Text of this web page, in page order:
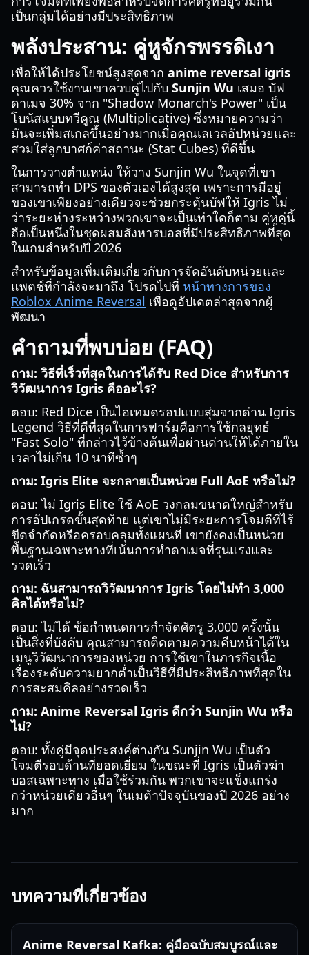
เป็นกลุ่มได้อย่างมีประสิทธิภาพ
พลังประสาน: คู่หูจักรพรรดิเงา
เพื่อให้ได้ประโยชน์สูงสุดจาก anime reversal igris
คุณควรใช้งานเขาควบคู่ไปกับ Sunjin Wu เสมอ บัฟ
ดาเมจ 30% จาก "Shadow Monarch's Power" เป็น
โบนัสแบบทวีคูณ (Multiplicative) ซึ่งหมายความว่า
มันจะเพิ่มสเกลขึ้นอย่างมากเมื่อคุณเลเวลอัปหน่วยและ
สวมใส่ลูกบาศก์ค่าสถานะ (Stat Cubes) ที่ดีขึ้น
ในการวางตำแหน่ง ให้วาง Sunjin Wu ในจุดที่เขา
สามารถทำ DPS ของตัวเองได้สูงสุด เพราะการมีอยู่
ของเขาเพียงอย่างเดียวจะช่วยกระตุ้นบัฟให้ Igris ไม่
ว่าระยะห่างระหว่างพวกเขาจะเป็นเท่าใดก็ตาม คู่หูคู่นี้
ถือเป็นหนึ่งในชุดผสมสังหารบอสที่มีประสิทธิภาพที่สุด
ในเกมสำหรับปี 2026
สำหรับข้อมูลเพิ่มเติมเกี่ยวกับการจัดอันดับหน่วยและ
แพตช์ที่กำลังจะมาถึง โปรดไปที่ หน้าทางการของ
Roblox Anime Reversal เพื่อดูอัปเดตล่าสุดจากผู้
พัฒนา
คำถามที่พบบ่อย (FAQ)
ถาม: วิธีที่เร็วที่สุดในการได้รับ Red Dice สำหรับการ
วิวัฒนาการ Igris คืออะไร?
ตอบ: Red Dice เป็นไอเทมดรอปแบบสุ่มจากด่าน Igris
Legend วิธีที่ดีที่สุดในการฟาร์มคือการใช้กลยุทธ์
"Fast Solo" ที่กล่าวไว้ข้างต้นเพื่อผ่านด่านให้ได้ภายใน
เวลาไม่เกิน 10 นาทีซ้ำๆ
ถาม: Igris Elite จะกลายเป็นหน่วย Full AoE หรือไม่?
ตอบ: ไม่ Igris Elite ใช้ AoE วงกลมขนาดใหญ่สำหรับ
การอัปเกรดขั้นสุดท้าย แต่เขาไม่มีระยะการโจมตีที่ไร้
ขีดจำกัดหรือครอบคลุมทั้งแผนที่ เขายังคงเป็นหน่วย
พื้นฐานเฉพาะทางที่เน้นการทำดาเมจที่รุนแรงและ
รวดเร็ว
ถาม: ฉันสามารถวิวัฒนาการ Igris โดยไม่ทำ 3,000
คิลได้หรือไม่?
ตอบ: ไม่ได้ ข้อกำหนดการกำจัดศัตรู 3,000 ครั้งนั้น
เป็นสิ่งที่บังคับ คุณสามารถติดตามความคืบหน้าได้ใน
เมนูวิวัฒนาการของหน่วย การใช้เขาในภารกิจเนื้อ
เรื่องระดับความยากต่ำเป็นวิธีที่มีประสิทธิภาพที่สุดใน
การสะสมคิลอย่างรวดเร็ว
ถาม: Anime Reversal Igris ดีกว่า Sunjin Wu หรือ
ไม่?
ตอบ: ทั้งคู่มีจุดประสงค์ต่างกัน Sunjin Wu เป็นตัว
โจมตีรอบด้านที่ยอดเยี่ยม ในขณะที่ Igris เป็นตัวฆ่า
บอสเฉพาะทาง เมื่อใช้ร่วมกัน พวกเขาจะแข็งแกร่ง
กว่าหน่วยเดี่ยวอื่นๆ ในเมต้าปัจจุบันของปี 2026 อย่าง
มาก
บทความที่เกี่ยวข้อง
Anime Reversal Kafka: คู่มือฉบับสมบูรณ์และ